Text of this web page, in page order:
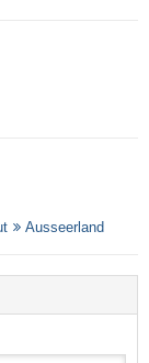
Ausseerland